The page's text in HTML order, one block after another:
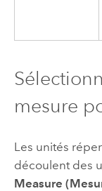
mesure
Les unités
découlent des
Measure